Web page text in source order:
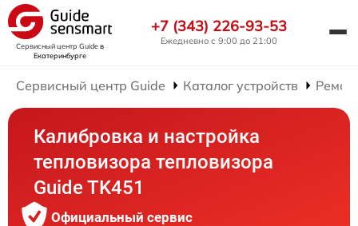
Сервисный центр Guideв
Екатеринбурге
+7 (343) 226-93-53
Ежедневно с 9:00 до 21:00
Сервисный центр Guide Каталог устройств
Калибровка и настройка
тепловизора тепловизора
Guide TK451
Официальный сервис